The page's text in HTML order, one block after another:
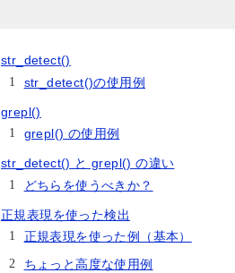
str_detect()
str_detect()の使用例
grepl()
grepl() の使用例
str_detect() と grepl() の違い
どちらを使うべきか？
正規表現を使った検出
正規表現を使った例（基本）
ちょっと高度な使用例